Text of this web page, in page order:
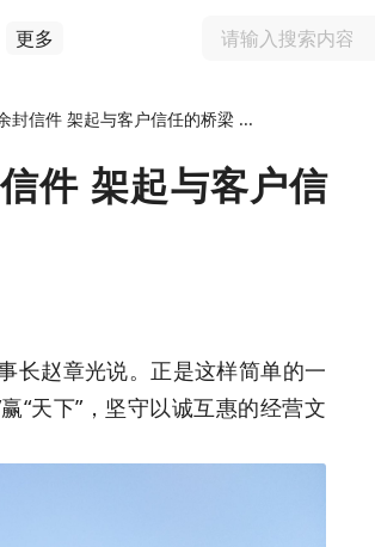
更多
封信件 架起与客户信任的桥梁 ...
件 架起与客户信
长赵章光说。正是这样简单的一
“天下”，坚守以诚互惠的经营文